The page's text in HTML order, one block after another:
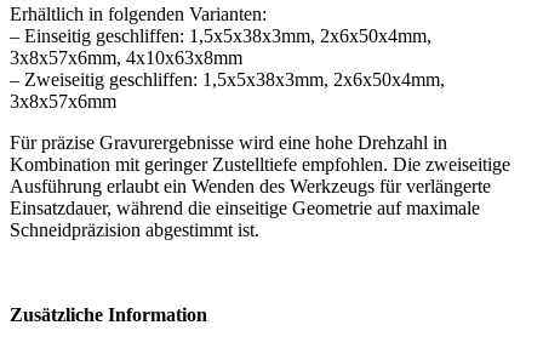
Erhältlich in folgenden Varianten:
– Einseitig geschliffen: 1,5x5x38x3mm, 2x6x50x4mm,
3x8x57x6mm, 4x10x63x8mm
– Zweiseitig geschliffen: 1,5x5x38x3mm, 2x6x50x4mm,
3x8x57x6mm
Für präzise Gravurergebnisse wird eine hohe Drehzahl in
Kombination mit geringer Zustelltiefe empfohlen. Die zweiseitige
Ausführung erlaubt ein Wenden des Werkzeugs für verlängerte
Einsatzdauer, während die einseitige Geometrie auf maximale
Schneidpräzision abgestimmt ist.
Zusätzliche Information